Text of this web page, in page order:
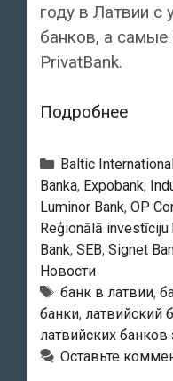
году в Латвии с
банков, а
PrivatBank.
ПодробнееВ
году
с
в
пять
Рубрики
Baltic
Banka, Expobank,
Luminor Bank, OP
Reģionālā investīciju
Bank, SEB, Signet
Новости
Тэги
банк в латвии,
банки, латвийский
латвийских банков
Оставьте